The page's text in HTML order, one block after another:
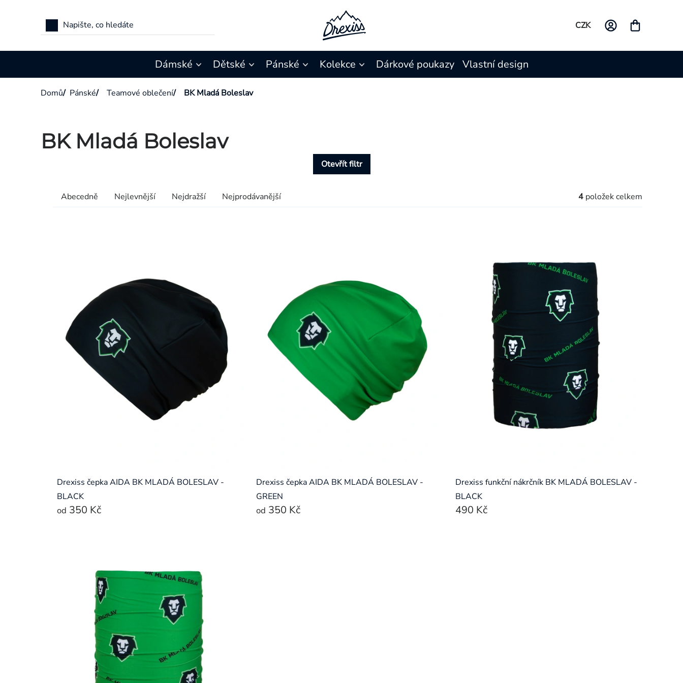
CZK
Dámské Dětské Pánské Kolekce Dárkové poukazy Vlastní design
Domů/ Pánské/ Teamové oblečení/ BK Mladá Boleslav
BK Mladá Boleslav
Řazení
Abecedně Nejlevnější Nejdražší Nejprodávanější 4 položek celkem
Otevřít filtr
produktů
Drexiss čepka AIDA BK MLADÁ BOLESLAV -
BLACK
od 350 Kč
Drexiss čepka AIDA BK MLADÁ BOLESLAV -
GREEN
od 350 Kč
Drexiss funkční nákrčník BK MLADÁ BOLESLAV -
BLACK
490 Kč